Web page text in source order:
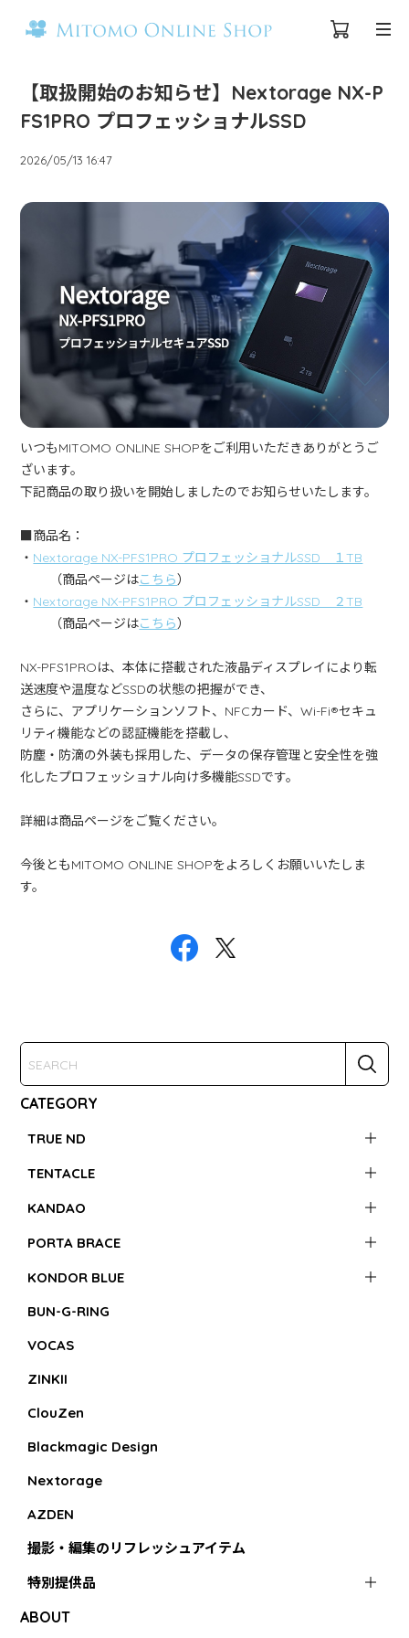
CATEGORY
TRUE ND
TENTACLE
KANDAO
PORTA BRACE
KONDOR BLUE
BUN-G-RING
VOCAS
ZINKII
ClouZen
Blackmagic Design
Nextorage
AZDEN
撮影・編集のリフレッシュアイテム
特別提供品
ABOUT
【取扱開始のお知らせ】Nextorage NX-P
FS1PRO プロフェッショナルSSD
2026/05/13 16:47
いつもMITOMO ONLINE SHOPをご利用いただきありがとうご
ざいます。
下記商品の取り扱いを開始しましたのでお知らせいたします。
■商品名：
・ Nextorage NX-PFS1PRO プロフェッショナルSSD １TB
（商品ページはこちら）
・ Nextorage NX-PFS1PRO プロフェッショナルSSD ２TB
（商品ページはこちら）
NX-PFS1PROは、本体に搭載された液晶ディスプレイにより転
送速度や温度などSSDの状態の把握ができ、
さらに、アプリケーションソフト、NFCカード、Wi-Fi®セキュ
リティ機能などの認証機能を搭載し、
防塵・防滴の外装も採用した、データの保存管理と安全性を強
化したプロフェッショナル向け多機能SSDです。
詳細は商品ページをご覧ください。
今後ともMITOMO ONLINE SHOPをよろしくお願いいたしま
す。